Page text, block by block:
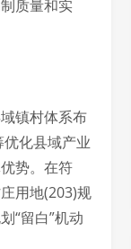
质量和实
镇村体系布
化县域产业
势。在符
用地(203)规
“留白”机动